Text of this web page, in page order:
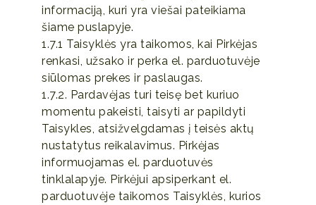
informaciją, kuri yra viešai pateikiama
šiame puslapyje.
1.7.1 Taisyklės yra taikomos, kai Pirkėjas
renkasi, užsako ir perka el. parduotuvėje
siūlomas prekes ir paslaugas.
1.7.2. Pardavėjas turi teisę bet kuriuo
momentu pakeisti, taisyti ar papildyti
Taisykles, atsižvelgdamas į teisės aktų
nustatytus reikalavimus. Pirkėjas
informuojamas el. parduotuvės
tinklalapyje. Pirkėjui apsiperkant el.
parduotuvėje taikomos Taisyklės, kurios